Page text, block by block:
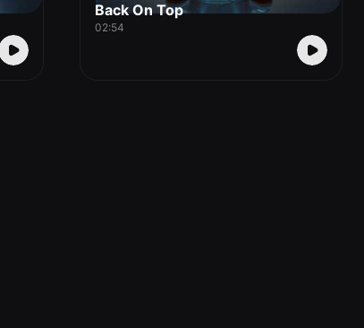
Back On Top
02:54